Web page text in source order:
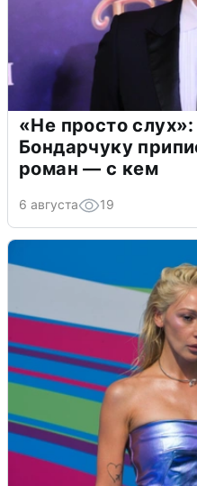
«Не просто
Бондарчуку
роман — с кем
6 августа 19